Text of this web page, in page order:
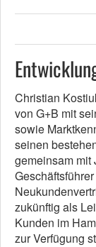
Christian
von G+B mit
sowie
seinen
gemeinsam mit
zukünftig als
Kunden im
zur Verfügung